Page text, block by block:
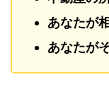
あなたが
あなたが